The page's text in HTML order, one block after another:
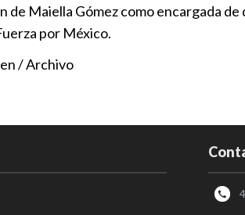
de Maiella Gómez como encargada
por México.
/ Archivo